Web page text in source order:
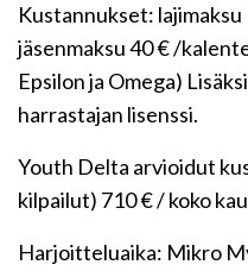
Kustannukset:
jäsenmaksu 40 € /
Epsilon ja Omega)
harrastajan lisenssi.
Youth Delta arvioidut
kilpailut) 710 € / koko
Harjoitteluaika: Mikro